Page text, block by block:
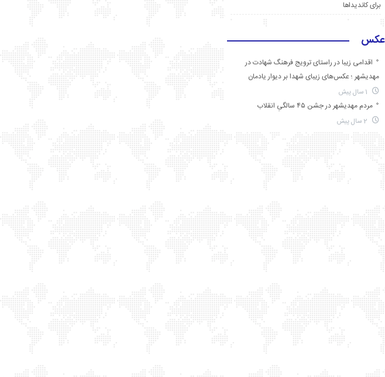
برای کاندیداها
عکس
اقدامی زیبا در راستای ترویج فرهنگ شهادت در
مهدیشهر ؛ عکس‌های زیبای شهدا بر دیوار یادمان
مردم مهدیشهر در جشن ۴۵ سالگیِ انقلاب